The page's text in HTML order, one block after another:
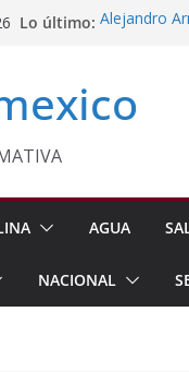
Lo último: Alejandro
Kenia
Inaugura
Seguridad
AGUA
NACIONAL